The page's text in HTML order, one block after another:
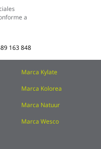
a
163 848
Marca Kylate
Marca Kolorea
Marca Natuur
Marca Wesco